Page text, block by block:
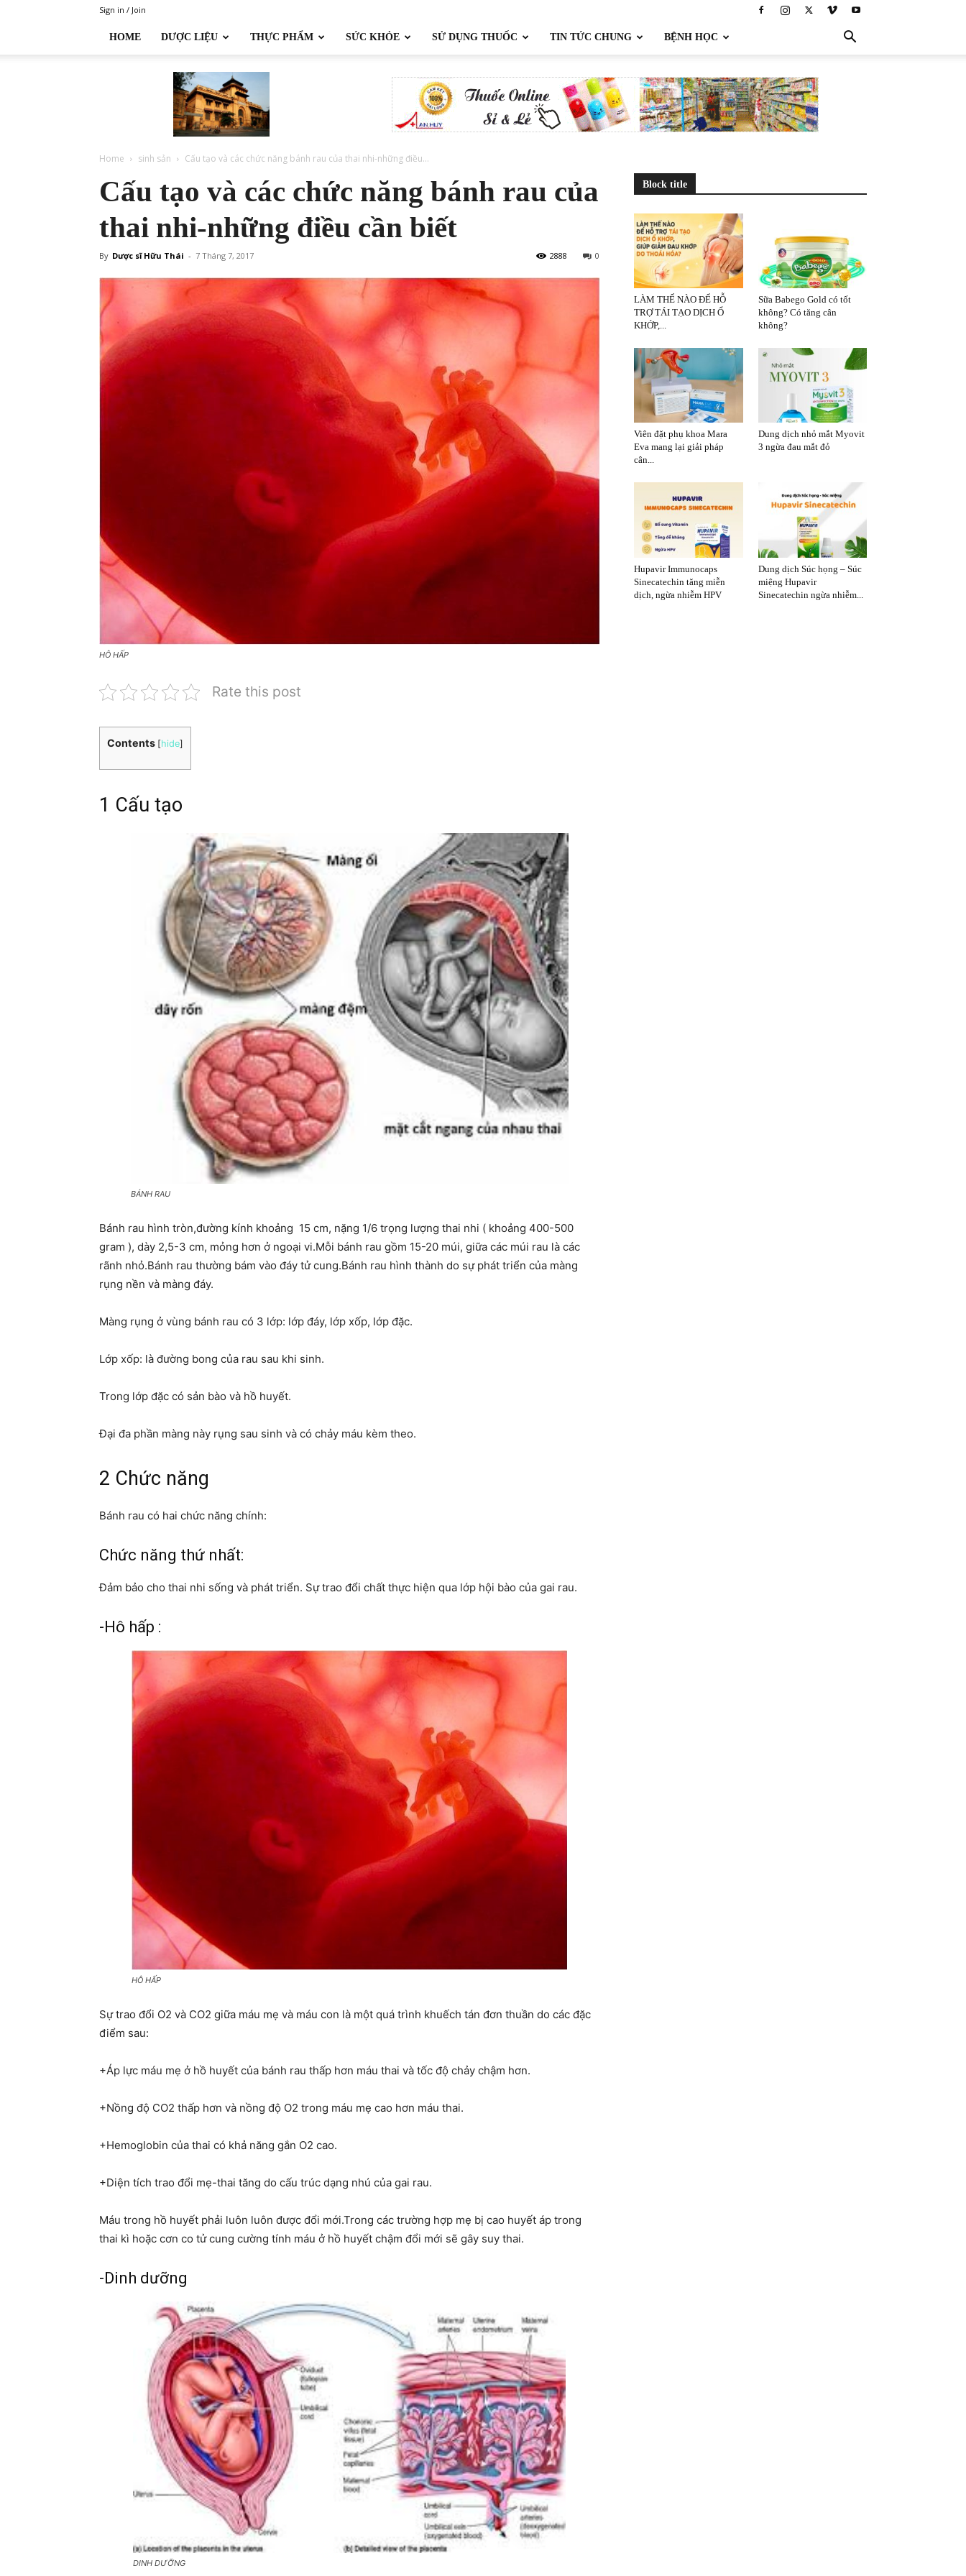
Sign in / Join
HOME DƯỢC LIỆU THỰC PHẨM SỨC KHỎE SỬ DỤNG THUỐC TIN TỨC CHUNG BỆNH HỌC
Home sinh sản Cấu tạo và các chức năng bánh rau của thai nhi-những điều...
Cấu tạo và các chức năng bánh rau của
thai nhi-những điều cần biết
By Dược sĩ Hữu Thái - 7 Tháng 7, 2017 0
2888
HÔ HẤP
Rate this post
Contents [hide]
1 Cấu tạo
BÁNH RAU
Bánh rau hình tròn,đường kính khoảng 15 cm, nặng 1/6 trọng lượng thai nhi ( khoảng 400-500
gram ), dày 2,5-3 cm, mỏng hơn ở ngoại vi.Mỗi bánh rau gồm 15-20 múi, giữa các múi rau là các
rãnh nhỏ.Bánh rau thường bám vào đáy tử cung.Bánh rau hình thành do sự phát triển của màng
rụng nền và màng đáy.
Màng rụng ở vùng bánh rau có 3 lớp: lớp đáy, lớp xốp, lớp đặc.
Lớp xốp: là đường bong của rau sau khi sinh.
Trong lớp đặc có sản bào và hồ huyết.
Đại đa phần màng này rụng sau sinh và có chảy máu kèm theo.
2 Chức năng
Bánh rau có hai chức năng chính:
Chức năng thứ nhất:
Đảm bảo cho thai nhi sống và phát triển. Sự trao đổi chất thực hiện qua lớp hội bào của gai rau.
-Hô hấp :
HÔ HẤP
Sự trao đổi O2 và CO2 giữa máu mẹ và máu con là một quá trình khuếch tán đơn thuần do các đặc
điểm sau:
+Áp lực máu mẹ ở hồ huyết của bánh rau thấp hơn máu thai và tốc độ chảy chậm hơn.
+Nồng độ CO2 thấp hơn và nồng độ O2 trong máu mẹ cao hơn máu thai.
+Hemoglobin của thai có khả năng gắn O2 cao.
+Diện tích trao đổi mẹ-thai tăng do cấu trúc dạng nhú của gai rau.
Máu trong hồ huyết phải luôn luôn được đổi mới.Trong các trường hợp mẹ bị cao huyết áp trong
thai kì hoặc cơn co tử cung cường tính máu ở hồ huyết chậm đổi mới sẽ gây suy thai.
-Dinh dưỡng
DINH DƯỠNG
Block title
LÀM THẾ NÀO ĐỂ HỖ
TRỢ TÁI TẠO DỊCH Ổ
KHỚP,...
Sữa Babego Gold có tốt
không? Có tăng cân
không?
Viên đặt phụ khoa Mara
Eva mang lại giải pháp
cân...
Dung dịch nhỏ mắt Myovit
3 ngừa đau mắt đỏ
Hupavir Immunocaps
Sinecatechin tăng miễn
dịch, ngừa nhiễm HPV
Dung dịch Súc họng – Súc
miệng Hupavir
Sinecatechin ngừa nhiễm...